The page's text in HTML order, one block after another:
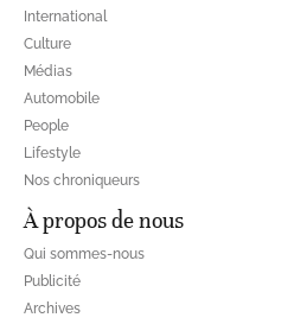
International
Culture
Médias
Automobile
People
Lifestyle
Nos chroniqueurs
À propos de nous
Qui sommes-nous
Publicité
Archives